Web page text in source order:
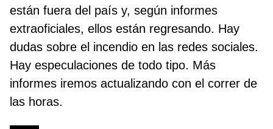
están fuera del país y, según informes
extraoficiales, ellos están regresando. Hay
dudas sobre el incendio en las redes sociales.
Hay especulaciones de todo tipo. Más
informes iremos actualizando con el correr de
las horas.